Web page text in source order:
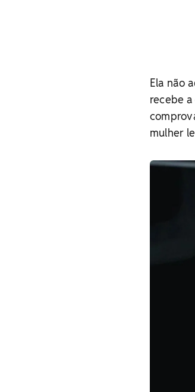
Ela não
recebe
mulher